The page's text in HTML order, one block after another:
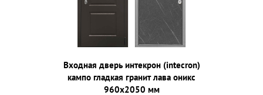
Входная дверь интекрон (intecron)
кампо гладкая гранит лава оникс
960х2050 мм